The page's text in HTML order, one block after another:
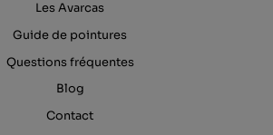
Les Avarcas
Guide de pointures
Questions fréquentes
Blog
Contact